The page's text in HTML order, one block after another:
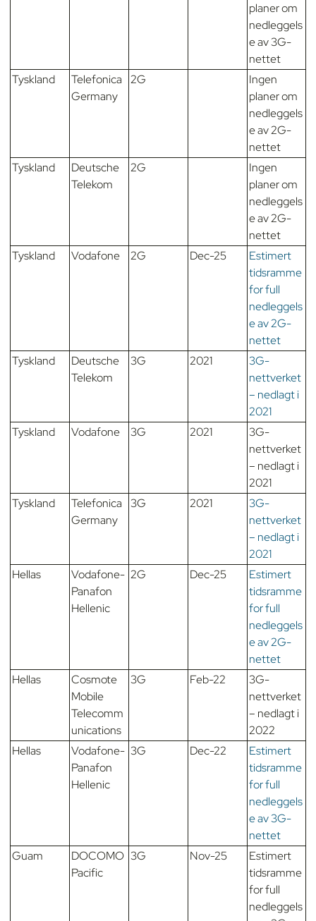
planer om
nedleggels
e av 3G-
nettet
Tyskland
Telefonica
Germany
2G
Ingen
planer om
nedleggels
e av 2G-
nettet
Tyskland
Deutsche
Telekom
2G
Ingen
planer om
nedleggels
e av 2G-
nettet
Tyskland
Vodafone 2G Dec-25
Estimert
tidsramme
for full
nedleggels
e av 2G-
nettet
Tyskland
Deutsche
Telekom
3G 2021
3G-
nettverket
– nedlagt i
2021
Tyskland
Vodafone 3G 2021
3G-
nettverket
– nedlagt i
2021
Tyskland
Telefonica
Germany
3G 2021
3G-
nettverket
– nedlagt i
2021
Hellas
Vodafone-
Panafon
Hellenic
2G Dec-25
Estimert
tidsramme
for full
nedleggels
e av 2G-
nettet
Hellas
Cosmote
Mobile
Telecomm
unications
3G Feb-22
3G-
nettverket
– nedlagt i
2022
Hellas
Vodafone-
Panafon
Hellenic
3G Dec-22
Estimert
tidsramme
for full
nedleggels
e av 3G-
nettet
Guam
DOCOMO
Pacific
3G Nov-25
Estimert
tidsramme
for full
nedleggels